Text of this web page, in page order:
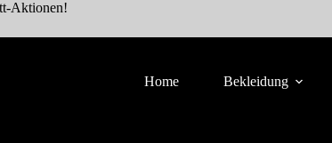
Aktionen!
Home Bekleidung